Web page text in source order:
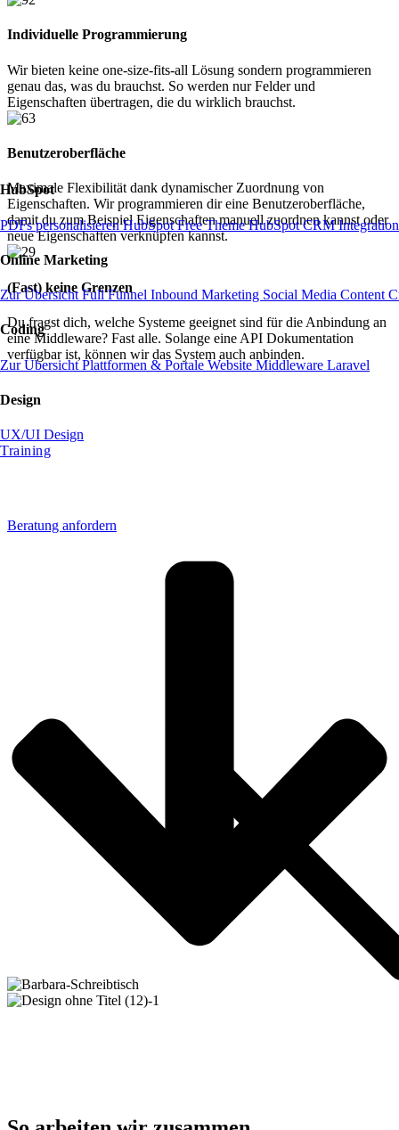
HubSpot
PDFs personalisierenHubSpot Free ThemeHubSpot CRM
Online Marketing
Zur Übersicht Full Funnel Inbound Marketing Social Media Content
Coding
Zur ÜbersichtPlattformen & Portale Website Middleware Laravel
Design
UX/UI Design
Training
Individuelle Programmierung
Wir bieten keine one-size-fits-all Lösung sondern programmieren
genau das, was du brauchst. So werden nur Felder und
Eigenschaften übertragen, die du wirklich brauchst.
Benutzeroberfläche
Maximale Flexibilität dank dynamischer Zuordnung von
Eigenschaften. Wir programmieren dir eine Benutzeroberfläche,
damit du zum Beispiel Eigenschaften manuell zuordnen kannst oder
neue Eigenschaften verknüpfen kannst.
(Fast) keine Grenzen
Du fragst dich, welche Systeme geeignet sind für die Anbindung an
eine Middleware? Fast alle. Solange eine API Dokumentation
verfügbar ist, können wir das System auch anbinden.
Beratung anfordern